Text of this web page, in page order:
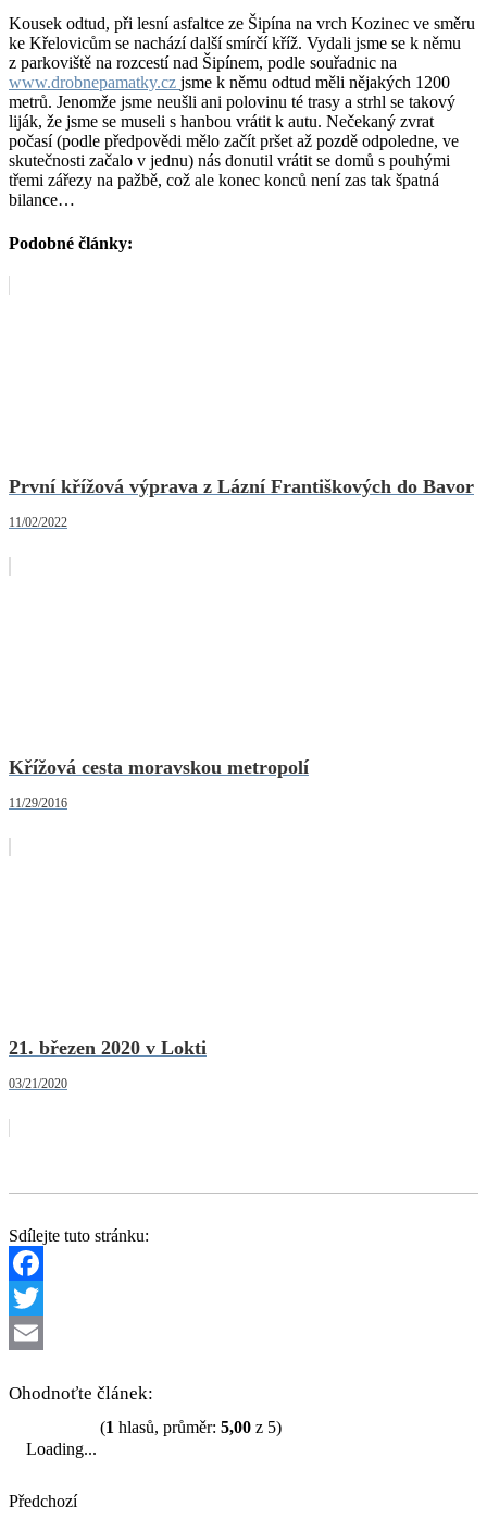
Kousek odtud, při lesní asfaltce ze Šipína na vrch Kozinec ve směru
ke Křelovicům se nachází další smírčí kříž. Vydali jsme se k němu
z parkoviště na rozcestí nad Šipínem, podle souřadnic na
www.drobnepamatky.cz jsme k němu odtud měli nějakých 1200
metrů. Jenomže jsme neušli ani polovinu té trasy a strhl se takový
liják, že jsme se museli s hanbou vrátit k autu. Nečekaný zvrat
počasí (podle předpovědi mělo začít pršet až pozdě odpoledne, ve
skutečnosti začalo v jednu) nás donutil vrátit se domů s pouhými
třemi zářezy na pažbě, což ale konec konců není zas tak špatná
bilance…
Podobné články:
První křížová výprava z Lázní Františkových do Bavor
11/02/2022
Křížová cesta moravskou metropolí
11/29/2016
21. březen 2020 v Lokti
03/21/2020
Sdílejte tuto stránku:
Facebook
Twitter
Ohodnoťte článek:
(1 hlasů, průměr: 5,00 z 5)
Loading...
Předchozí